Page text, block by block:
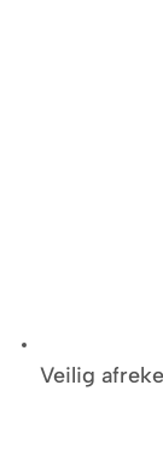
Veilig